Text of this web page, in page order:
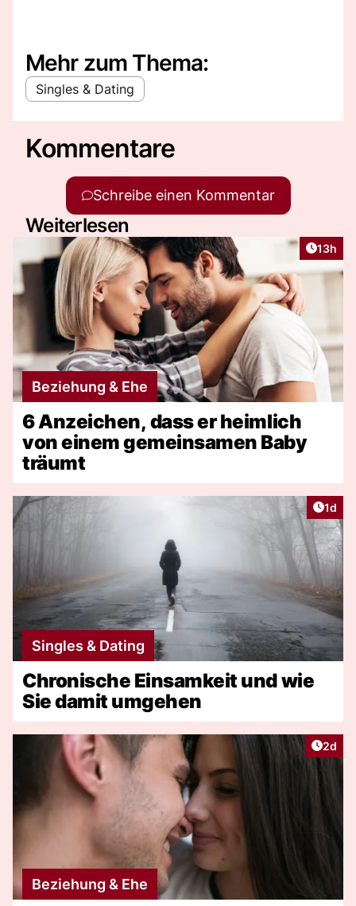
Mehr zum Thema:
Singles & Dating
Kommentare
Schreibe einen Kommentar
Weiterlesen
Artikel
13h
Beziehung & Ehe
6 Anzeichen, dass er heimlich
von einem gemeinsamen Baby
träumt
1d
Singles & Dating
Chronische Einsamkeit und wie
Sie damit umgehen
2d
Beziehung & Ehe